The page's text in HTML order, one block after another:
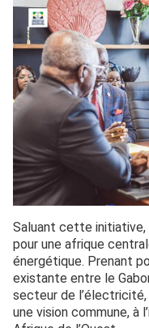
Saluant cette initiative,
pour une afrique
énergétique. Prenant
existante entre le
secteur de
une vision commune, à